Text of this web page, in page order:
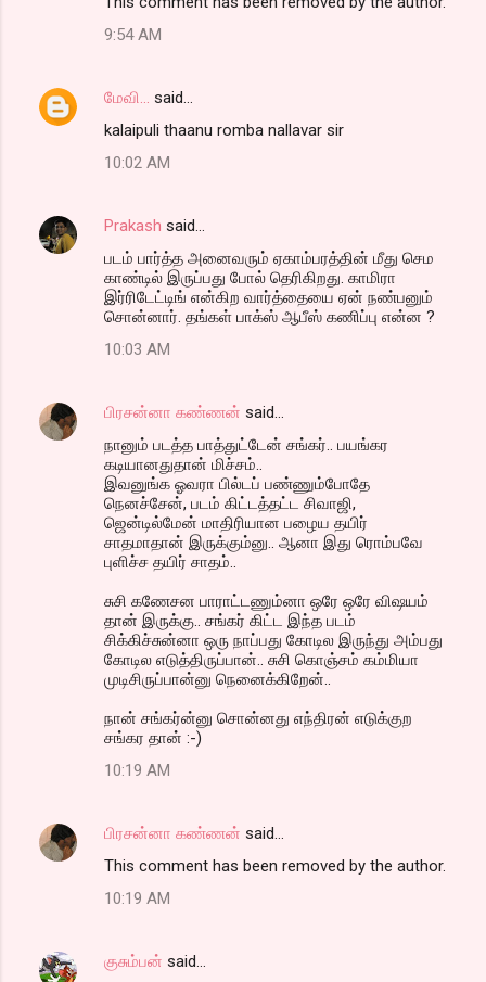
9:54 AM
மேவி...
said…
kalaipuli thaanu romba nallavar sir
10:02 AM
Prakash said…
படம் பார்த்த அனைவரும் ஏகாம்பரத்தின் மீது செம
காண்டில் இருப்பது போல் தெரிகிறது. காமிரா
இர்ரிடேட்டிங் என்கிற வார்த்தையை ஏன் நண்பனும்
சொன்னார். தங்கள் பாக்ஸ் ஆபீஸ் கணிப்பு என்ன ?
10:03 AM
பிரசன்னா கண்ணன் said…
நானும் படத்த பாத்துட்டேன் சங்கர்.. பயங்கர
கடியானதுதான் மிச்சம்..
இவனுங்க ஓவரா பில்டப் பண்ணும்போதே
நெனச்சேன், படம் கிட்டத்தட்ட சிவாஜி,
ஜென்டில்மேன் மாதிரியான பழைய தயிர்
சாதமாதான் இருக்கும்னு.. ஆனா இது ரொம்பவே
புளிச்ச தயிர் சாதம்..
சுசி கணேசன பாராட்டணும்னா ஒரே ஒரே விஷயம்
தான் இருக்கு.. சங்கர் கிட்ட இந்த படம்
சிக்கிச்சுன்னா ஒரு நாப்பது கோடில இருந்து அம்பது
கோடில எடுத்திருப்பான்.. சுசி கொஞ்சம் கம்மியா
முடிசிருப்பான்னு நெனைக்கிறேன்..
நான் சங்கர்ன்னு சொன்னது எந்திரன் எடுக்குற
சங்கர தான் :-)
10:19 AM
பிரசன்னா கண்ணன் said…
This comment has been removed by the author.
10:19 AM
குசும்பன் said…